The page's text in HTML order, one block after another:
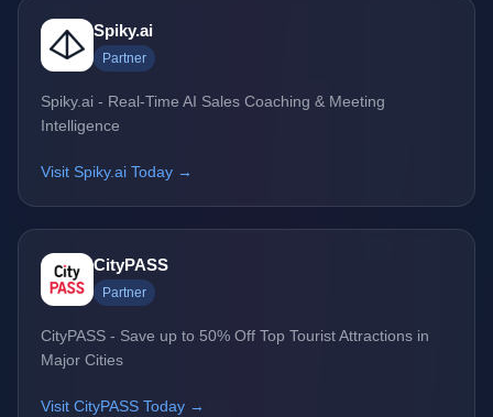
Spiky.ai
Partner
Spiky.ai - Real-Time AI Sales Coaching & Meeting
Intelligence
Visit Spiky.ai Today →
CityPASS
Partner
CityPASS - Save up to 50% Off Top Tourist Attractions in
Major Cities
Visit CityPASS Today →